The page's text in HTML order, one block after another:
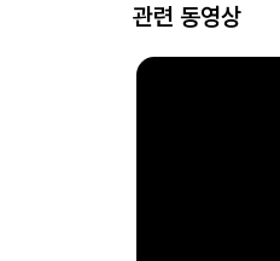
관련 동영상